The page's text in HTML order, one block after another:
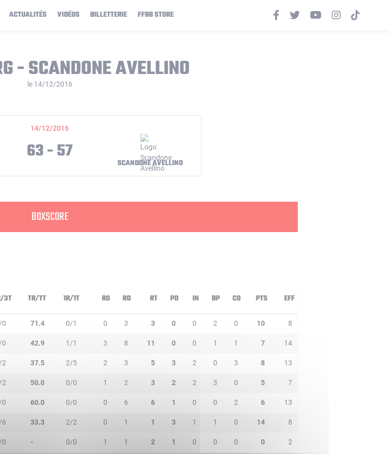
ACTUALITÉS VIDÉOS BILLETTERIE FFBB STORE
- SCANDONE AVELLINO
le 14/12/2016
14/12/2016
63 - 57 SCANDONE AVELLINO
BOXSCORE
3T TR/TT 1R/1T RO RD RT PD IN BP CO PTS EFF
0 71.4 0/1 0 3 3 0 0 2 0 10 8
0 42.9 1/1 3 8 11 0 0 1 1 7 14
2 37.5 2/5 2 3 5 3 2 0 3 8 13
2 50.0 0/0 1 2 3 2 2 3 0 5 7
0 60.0 0/0 0 6 6 1 0 0 2 6 13
6 33.3 2/2 0 1 1 3 1 1 0 14 8
0 - 0/0 1 1 2 1 0 0 0 0 2